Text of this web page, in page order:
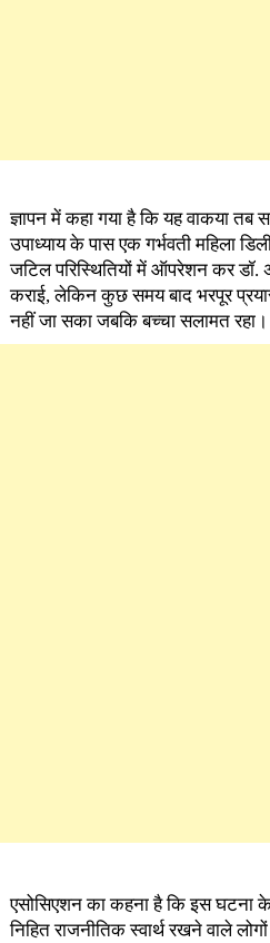
ज्ञापन में कहा गया है कि यह वाकया तब
उपाध्याय के पास एक गर्भवती महिला
जटिल परिस्थितियों में ऑपरेशन कर डॉ.
कराई, लेकिन कुछ समय बाद भरपूर
नहीं जा सका जबकि बच्चा सलामत रहा।
एसोसिएशन का कहना है कि इस घटना
निहित राजनीतिक स्वार्थ रखने वाले